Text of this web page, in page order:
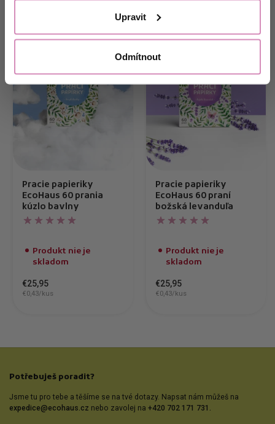
Upravit
Odmítnout
Pracie papieriky
EcoHaus 60 prania
kúzlo bavlny
Produkt nie je
skladom
€25,95
€0,43/kus
Pracie papieriky
EcoHaus 60 praní
božská levanduľa
Produkt nie je
skladom
€25,95
€0,43/kus
Potřebuješ poradit?
Jsme tu pro tebe a těšíme se na tvé dotazy. Napsat nám můžeš na
expedice@ecohaus.cz nebo zavolej na +420 702 171 731.